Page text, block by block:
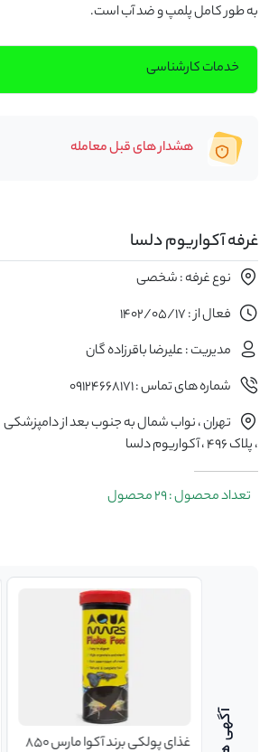
به طور کامل پلمپ و ضد آب است.
خدمات کارشناسی
هشدار های قبل معامله
غرفه آکواریوم دلسا
نوع غرفه : شخصی
فعال از : 1402/05/17
مدیریت : علیرضا باقرزاده گان
شماره های تماس : 09124668171
تهران ، نواب شمال به جنوب بعد از دامپزشکی
، پلاک ۴۹۶ ، آکواریوم دلسا
تعداد محصول : 29 محصول
غذای پولکی برند آکوا مارس ۸۵۰